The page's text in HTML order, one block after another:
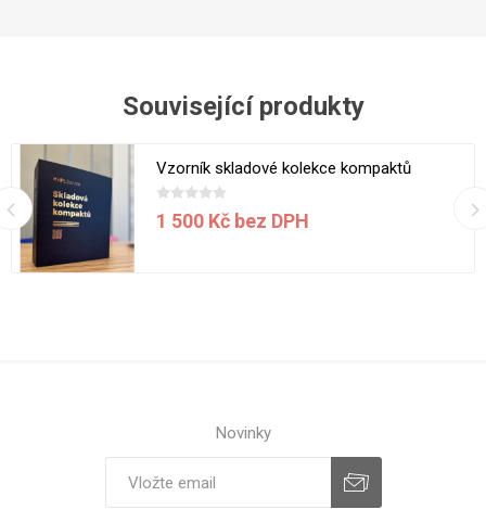
Související produkty
Vzorník skladové kolekce kompaktů
1 500 Kč bez DPH
Novinky